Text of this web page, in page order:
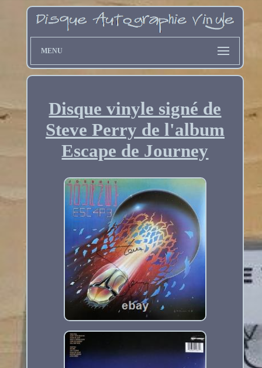
MENU
Disque vinyle signé de
Steve Perry de l'album
Escape de Journey